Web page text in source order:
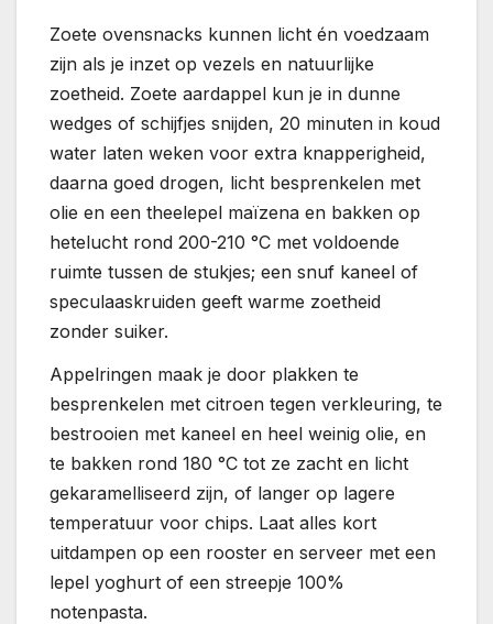
Zoete ovensnacks kunnen licht én voedzaam
zijn als je inzet op vezels en natuurlijke
zoetheid. Zoete aardappel kun je in dunne
wedges of schijfjes snijden, 20 minuten in koud
water laten weken voor extra knapperigheid,
daarna goed drogen, licht besprenkelen met
olie en een theelepel maïzena en bakken op
hetelucht rond 200-210 °C met voldoende
ruimte tussen de stukjes; een snuf kaneel of
speculaaskruiden geeft warme zoetheid
zonder suiker.
Appelringen maak je door plakken te
besprenkelen met citroen tegen verkleuring, te
bestrooien met kaneel en heel weinig olie, en
te bakken rond 180 °C tot ze zacht en licht
gekaramelliseerd zijn, of langer op lagere
temperatuur voor chips. Laat alles kort
uitdampen op een rooster en serveer met een
lepel yoghurt of een streepje 100%
notenpasta.